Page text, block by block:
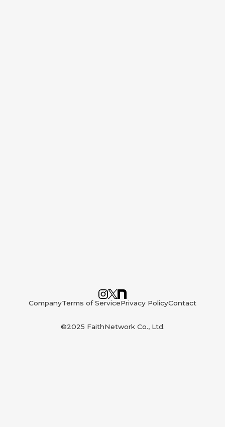
CompanyTerms of ServicePrivacy PolicyContact
©2025 FaithNetwork Co., Ltd.